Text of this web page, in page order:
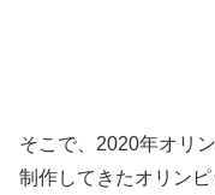
そこで、2020年オリ
制作してきたオリン